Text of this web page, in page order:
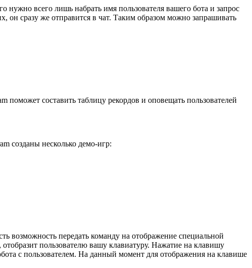
всего лишь набрать имя пользователя вашего бота и запрос
он сразу же отправится в чат. Таким образом можно запрашивать
составить таблицу рекордов и оповещать пользователей
созданы несколько демо-игр:
возможность передать команду на отображение специальной
пользователю вашу клавиатуру. Нажатие на клавишу
с пользователем. На данный момент для отображения на клавише